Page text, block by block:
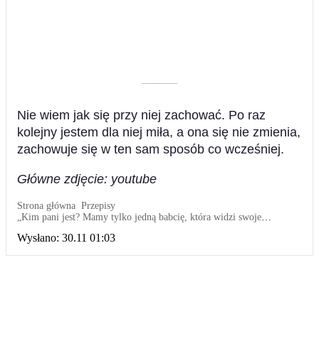
––––––––––
Nie wiem jak się przy niej zachować. Po raz
kolejny jestem dla niej miła, a ona się nie zmienia,
zachowuje się w ten sam sposób co wcześniej.
Główne zdjęcie: youtube
Strona główna Przepisy
„Kim pani jest? Mamy tylko jedną babcię, która widzi swoje
na urodziny
Wysłano: 30.11 01:03